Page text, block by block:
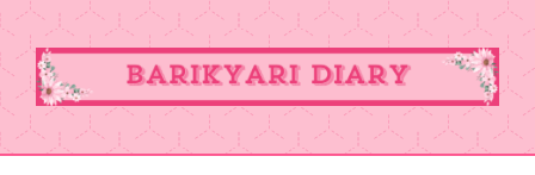
Skip
to
content